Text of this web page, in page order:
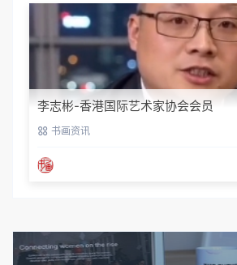
李志彬-香港国际艺术家协会会员
书画资讯